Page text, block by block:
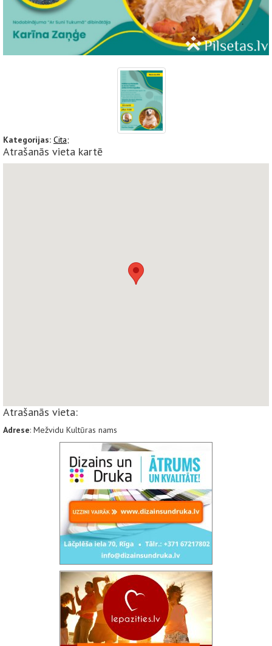
Kategorijas: Cita;
Atrašanās vieta kartē
Atrašanās vieta:
Adrese: Mežvidu Kultūras nams